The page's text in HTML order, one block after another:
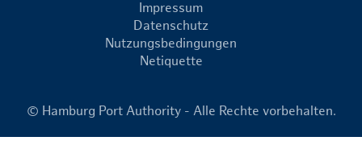
Impressum
Datenschutz
Nutzungsbedingungen
Netiquette
© Hamburg Port Authority - Alle Rechte vorbehalten.